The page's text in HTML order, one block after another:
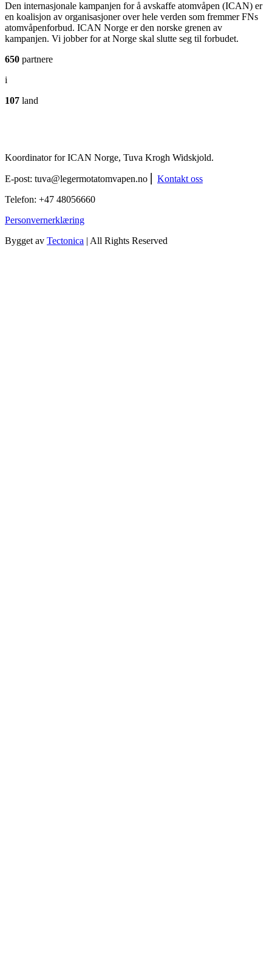
Den internasjonale kampanjen for å avskaffe atomvåpen (ICAN) er
en koalisjon av organisasjoner over hele verden som fremmer FNs
atomvåpenforbud. ICAN Norge er den norske grenen av
kampanjen. Vi jobber for at Norge skal slutte seg til forbudet.
650 partnere
i
107 land
Koordinator for ICAN Norge, Tuva Krogh Widskjold.
E-post: tuva@legermotatomvapen.no
Kontakt oss
Telefon: +47 48056660
Personvernerklæring
Bygget av Tectonica | All Rights Reserved